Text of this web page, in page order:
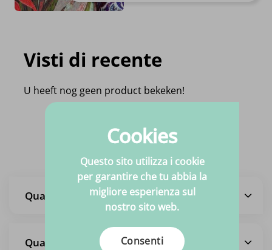
Visti di recente
U heeft nog geen product bekeken!
Domande frequenti
Quali sono i tempi di consegna?
Quali sono i costi di spedizione?
Cookies
Questo sito utilizza i cookie
per garantire che tu abbia la
migliore esperienza sul
nostro sito web.
Consenti